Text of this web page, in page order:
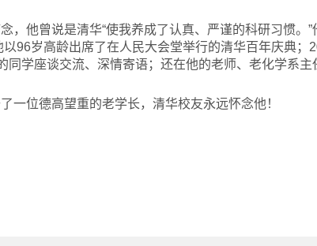
，他曾说是清华“使我养成了认真、严谨的科研习惯。
96岁高龄出席了在人民大会堂举行的清华百年庆典；
同学座谈交流、深情寄语；还在他的老师、老化学系主
一位德高望重的老学长，清华校友永远怀念他！